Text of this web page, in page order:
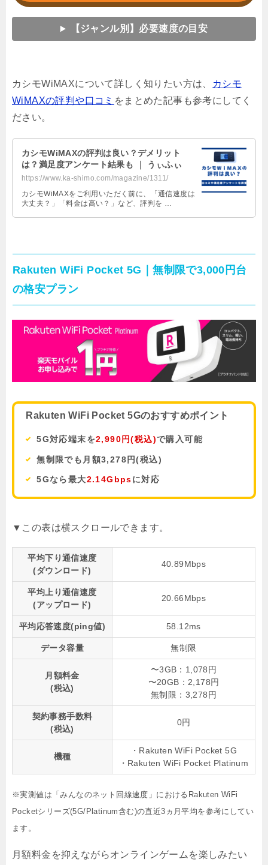
【ジャンル別】必要速度の目安
カシモWiMAXについて詳しく知りたい方は、
カシモ
WiMAXの評判や口コミ をまとめた記事も参考にしてく
ださい。
カシモWiMAXの評判は良い？デメリット
は？満足度アンケート結果も ｜ うぃふぃ
https://www.ka-shimo.com/magazine/1311/
カシモWiMAXをご利用いただく前に、「通信速度は
大丈夫？」「料金は高い？」など、評判を …
Rakuten WiFi Pocket 5G｜無制限で3,000円台
の格安プラン
Rakuten WiFi Pocket 5Gのおすすめポイント
5G対応端末を2,990円(税込)で購入可能
無制限でも月額3,278円(税込)
5Gなら最大2.14Gbpsに対応
平均下り通信速度
(ダウンロード)
40.89Mbps
平均上り通信速度
(アップロード)
20.66Mbps
平均応答速度(ping値) 58.12ms
データ容量 無制限
月額料金
(税込)
〜3GB：1,078円
〜20GB：2,178円
無制限：3,278円
契約事務手数料
(税込)
0円
機種
・Rakuten WiFi Pocket 5G
・Rakuten WiFi Pocket Platinum
※実測値は「みんなのネット回線速度」におけるRakuten WiFi
Pocketシリーズ(5G/Platinum含む)の直近3ヵ月平均を参考にしてい
ます。
月額料金を抑えながらオンラインゲームを楽しみたい